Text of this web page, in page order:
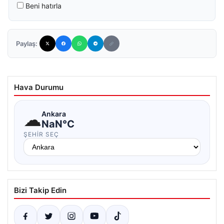
Beni hatırla
Paylaş:
Hava Durumu
☁Ankara
NaN°C
ŞEHIR SEÇ
Bizi Takip Edin